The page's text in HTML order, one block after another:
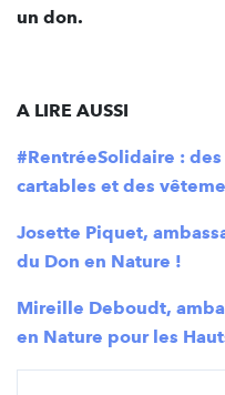
un don.
A LIRE AUSSI
#RentréeSolidaire :
cartables et des
Josette Piquet,
du Don en Nature !
Mireille Deboudt,
en Nature pour les